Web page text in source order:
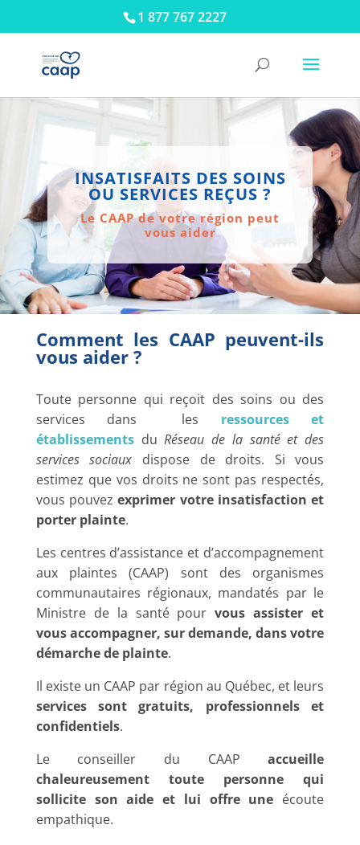
1 877 767 2227
INSATISFAITS DES SOINS
OU SERVICES REÇUS ?
Le CAAP de votre région peut
vous aider
Comment les CAAP peuvent-ils
vous aider ?
Toute personne qui reçoit des soins ou des
services dans les ressources et
établissements du Réseau de la santé et des
services sociaux dispose de droits. Si vous
estimez que vos droits ne sont pas respectés,
vous pouvezexprimer votre insatisfaction et
porter plainte.
Les centres d’assistance et d’accompagnement
aux plaintes (CAAP) sont des organismes
communautaires régionaux, mandatés par le
Ministre de la santé pour vous assister et
vous accompagner, sur demande, dans votre
démarche de plainte.
Il existe un CAAP par région au Québec, et leurs
services sont gratuits, professionnels et
confidentiels.
Le conseiller du CAAPaccueille
chaleureusement toute personne qui
sollicite son aide et lui offre une écoute
empathique.